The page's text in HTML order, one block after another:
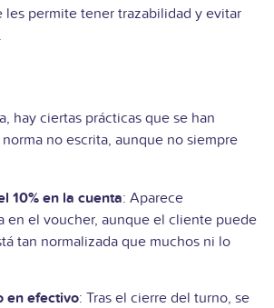
les permite tener trazabilidad y evitar
hay ciertas prácticas que se han
no escrita, aunque no siempre
10% en la cuenta: Aparece
en el voucher, aunque el cliente puede
tan normalizada que muchos ni lo
en efectivo: Tras el cierre del turno, se